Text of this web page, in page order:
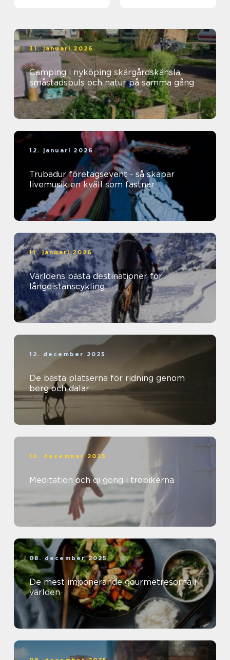
31. januari 2026
Camping i nyköping skärgårdskänsla,
småstadspuls och natur på samma gång
12. januari 2026
Trubadur företagsevent - så skapar
livemusik en kväll som fastnar
11. januari 2026
Världens bästa destinationer för
långdistanscykling
12. december 2025
De bästa platserna för ridning genom
berg och dalar
10. december 2025
Meditation och qi gong i tropikerna
08. december 2025
De mest imponerande gourmetresorna i
världen